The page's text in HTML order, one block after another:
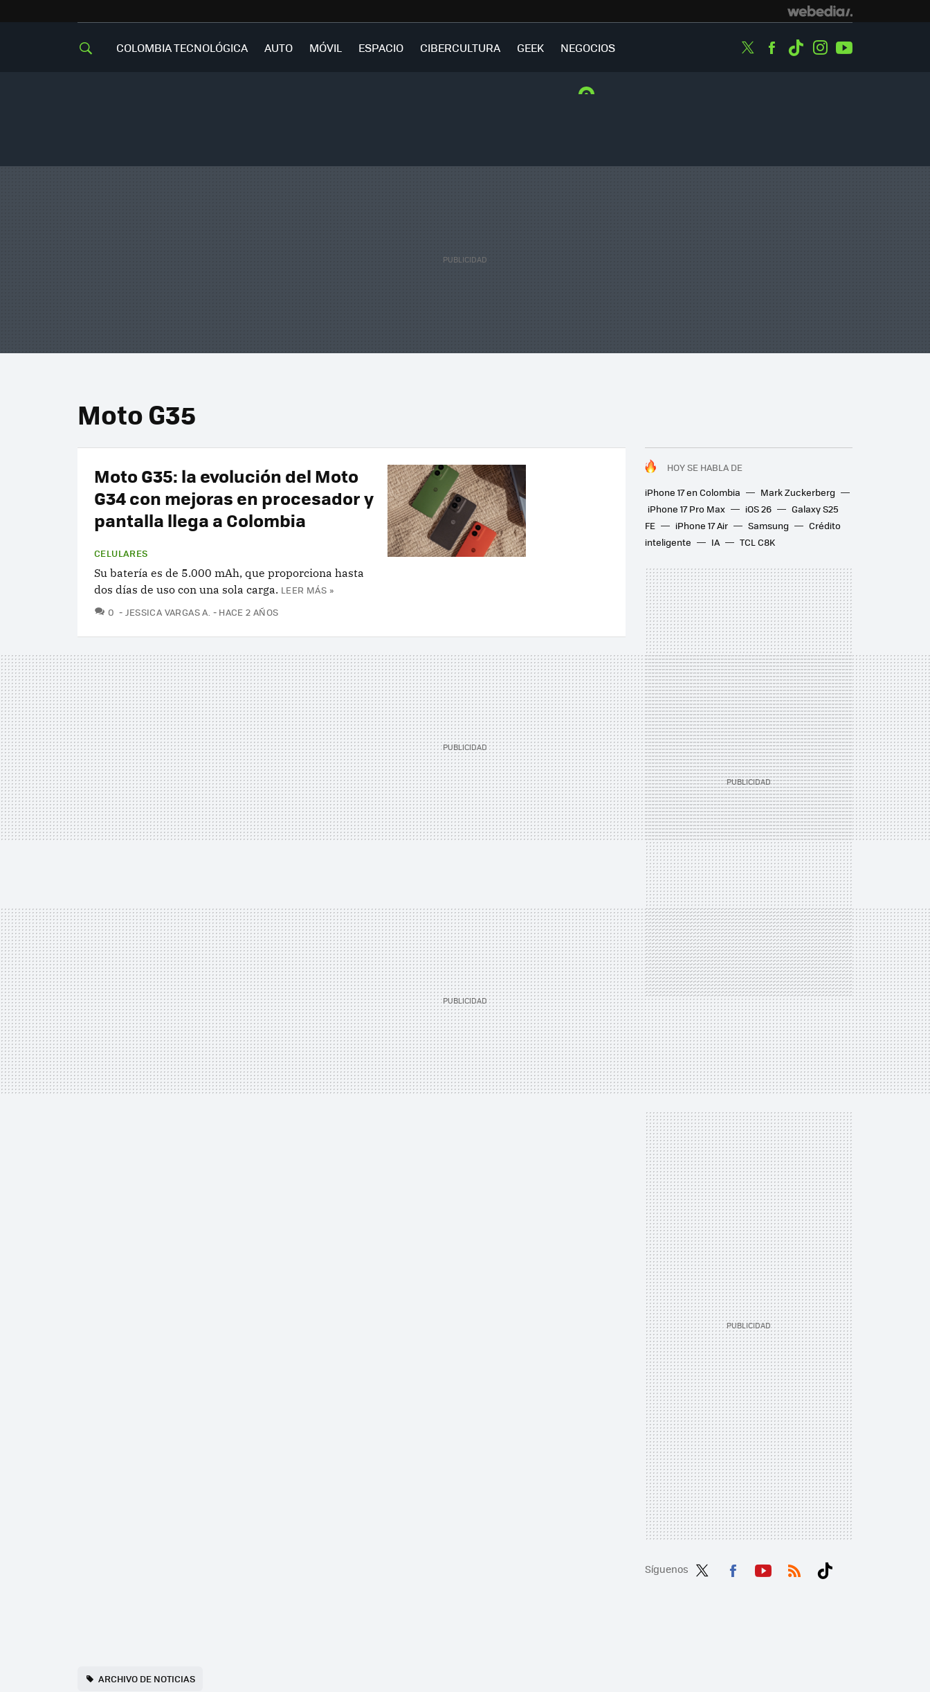
COLOMBIA TECNOLÓGICA AUTO MÓVIL ESPACIO CIBERCULTURA GEEK NEGOCIOS TwitterFacebook
TiktokInstagram
Moto G35
HOY SE HABLA DE
iPhone 17 en Colombia
Mark Zuckerberg
iPhone 17 Pro Max
iOS 26
Galaxy S25
FE
iPhone 17 Air Samsung
Crédito
inteligente
IA TCL C8K
Moto G35: la evolución del Moto
G34 con mejoras en procesador y
pantalla llega a Colombia
CELULARES
Su batería es de 5.000 mAh, que proporciona hasta
dos días de uso con una sola carga. LEER MÁS »
0 COMENTARIOS
JESSICA VARGAS A. HACE 2 AÑOS
Síguenos
ARCHIVO DE NOTICIAS